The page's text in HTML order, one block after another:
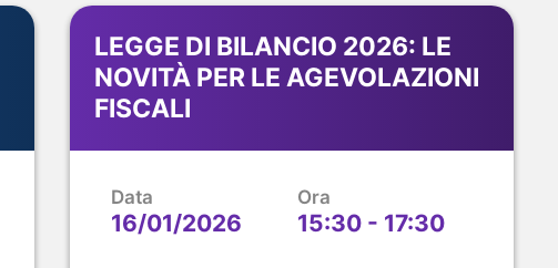
LEGGE DI BILANCIO 2026: LE
NOVITÀ PER LE AGEVOLAZIONI
FISCALI
Data Ora
16/01/2026 15:30 - 17:30